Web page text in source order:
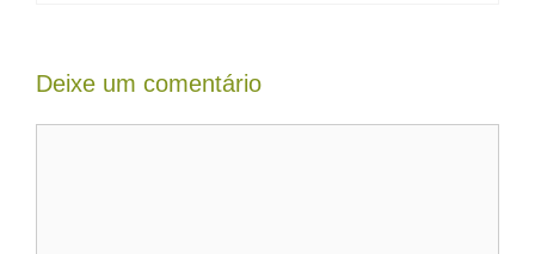
Deixe um comentário